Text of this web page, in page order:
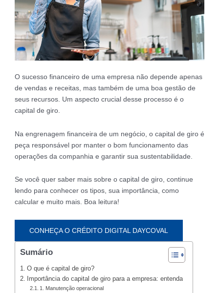
O sucesso financeiro de uma empresa não depende apenas
de vendas e receitas, mas também de uma boa gestão de
seus recursos. Um aspecto crucial desse processo é o
capital de giro.
Na engrenagem financeira de um negócio, o capital de giro é
peça responsável por manter o bom funcionamento das
operações da companhia e garantir sua sustentabilidade.
Se você quer saber mais sobre o capital de giro, continue
lendo para conhecer os tipos, sua importância, como
calcular e muito mais. Boa leitura!
CONHEÇA O CRÉDITO DIGITAL DAYCOVAL
Sumário
O que é capital de giro?
Importância do capital de giro para a empresa: entenda
1. Manutenção operacional